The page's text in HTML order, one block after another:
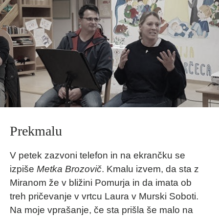
Prekmalu
V petek zazvoni telefon in na ekrančku se
izpiše Metka Brozovič. Kmalu izvem, da sta z
Miranom že v bližini Pomurja in da imata ob
treh pričevanje v vrtcu Laura v Murski Soboti.
Na moje vprašanje, če sta prišla še malo na